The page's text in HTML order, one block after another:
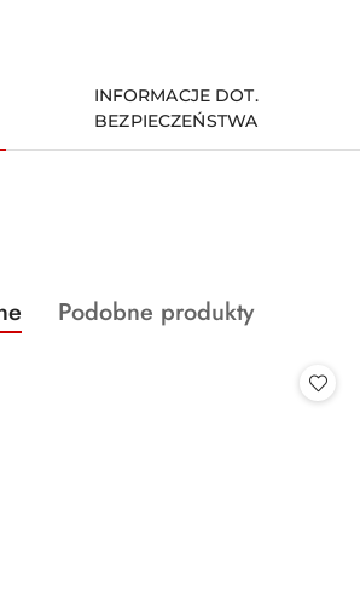
INFORMACJE DOT.
BEZPIECZEŃSTWA
produktów
Produkty
Podobne produkty